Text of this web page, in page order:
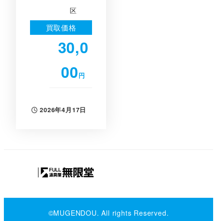
区
買取価格
30,0
00円
投稿日
2026年4月17日
©MUGENDOU. All rights Reserved.